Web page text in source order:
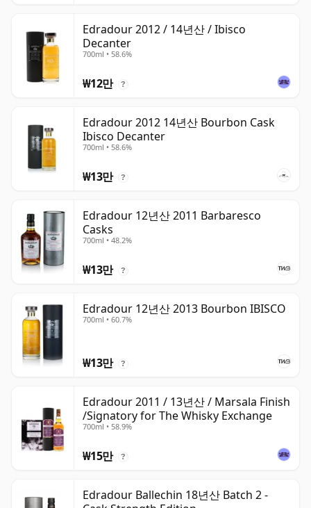
Edradour 2012 / 14년산 / Ibisco
Decanter
700ml • 58.6%
₩12만 ?
Edradour 2012 14년산 Bourbon Cask
Ibisco Decanter
700ml • 58.6%
₩13만 ?
Edradour 12년산 2011 Barbaresco
Casks
700ml • 48.2%
₩13만 ?
Edradour 12년산 2013 Bourbon IBISCO
700ml • 60.7%
₩13만 ?
Edradour 2011 / 13년산 / Marsala Finish
/Signatory for The Whisky Exchange
700ml • 58.9%
₩15만 ?
Edradour Ballechin 18년산 Batch 2 -